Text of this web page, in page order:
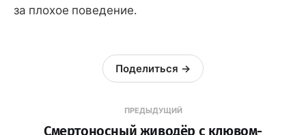
за плохое поведение.
ПРЕДЫДУЩИЙ
Смертоносный живодёр с клювом-
Поделиться →